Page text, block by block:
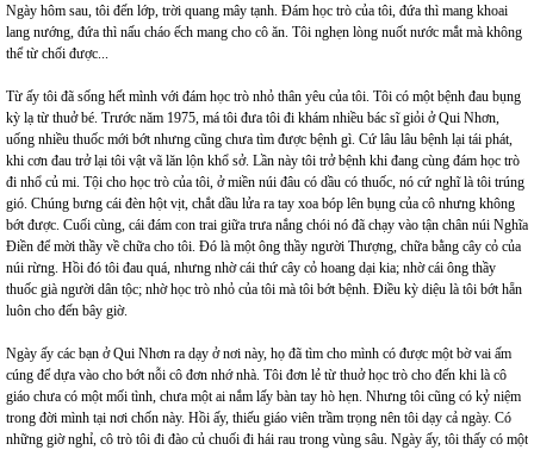
Ngày hôm sau, tôi đến lớp, trời quang mây tạnh. Đám học trò của tôi, đứa thì mang khoai
lang nướng, đứa thì nấu cháo ếch mang cho cô ăn. Tôi nghẹn lòng nuốt nước mắt mà không
thể từ chối được...
Từ ấy tôi đã sống hết mình với đám học trò nhỏ thân yêu của tôi. Tôi có một bệnh đau bụng
kỳ lạ từ thuở bé. Trước năm 1975, má tôi đưa tôi đi khám nhiều bác sĩ giỏi ở Qui Nhơn,
uống nhiều thuốc mới bớt nhưng cũng chưa tìm được bệnh gì. Cứ lâu lâu bệnh lại tái phát,
khi cơn đau trở lại tôi vật vã lăn lộn khổ sở. Lần này tôi trở bệnh khi đang cùng đám học trò
đi nhổ củ mi. Tội cho học trò của tôi, ở miền núi đâu có dầu có thuốc, nó cứ nghĩ là tôi trúng
gió. Chúng bưng cái đèn hột vịt, chắt dầu lửa ra tay xoa bóp lên bụng của cô nhưng không
bớt được. Cuối cùng, cái đám con trai giữa trưa nắng chói nó đã chạy vào tận chân núi Nghĩa
Điền để mời thầy về chữa cho tôi. Đó là một ông thầy người Thượng, chữa bằng cây cỏ của
núi rừng. Hồi đó tôi đau quá, nhưng nhờ cái thứ cây cỏ hoang dại kia; nhờ cái ông thầy
thuốc già người dân tộc; nhờ học trò nhỏ của tôi mà tôi bớt bệnh. Điều kỳ diệu là tôi bớt hẵn
luôn cho đến bây giờ.
Ngày ấy các bạn ở Qui Nhơn ra dạy ở nơi này, họ đã tìm cho mình có được một bờ vai ấm
cúng để dựa vào cho bớt nỗi cô đơn nhớ nhà. Tôi đơn lẻ từ thuở học trò cho đến khi là cô
giáo chưa có một mối tình, chưa một ai nắm lấy bàn tay hò hẹn. Nhưng tôi cũng có kỷ niệm
trong đời mình tại nơi chốn này. Hồi ấy, thiếu giáo viên trầm trọng nên tôi dạy cả ngày. Có
những giờ nghỉ, cô trò tôi đi đào củ chuối đi hái rau trong vùng sâu. Ngày ấy, tôi thấy có một